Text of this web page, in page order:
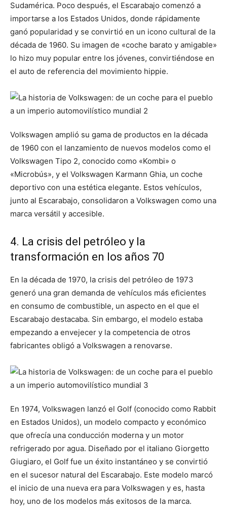
Sudamérica. Poco después, el Escarabajo comenzó a
importarse a los Estados Unidos, donde rápidamente
ganó popularidad y se convirtió en un icono cultural de la
década de 1960. Su imagen de «coche barato y amigable»
lo hizo muy popular entre los jóvenes, convirtiéndose en
el auto de referencia del movimiento hippie.
Volkswagen amplió su gama de productos en la década
de 1960 con el lanzamiento de nuevos modelos como el
Volkswagen Tipo 2, conocido como «Kombi» o
«Microbús», y el Volkswagen Karmann Ghia, un coche
deportivo con una estética elegante. Estos vehículos,
junto al Escarabajo, consolidaron a Volkswagen como una
marca versátil y accesible.
4. La crisis del petróleo y la
transformación en los años 70
En la década de 1970, la crisis del petróleo de 1973
generó una gran demanda de vehículos más eficientes
en consumo de combustible, un aspecto en el que el
Escarabajo destacaba. Sin embargo, el modelo estaba
empezando a envejecer y la competencia de otros
fabricantes obligó a Volkswagen a renovarse.
En 1974, Volkswagen lanzó el Golf (conocido como Rabbit
en Estados Unidos), un modelo compacto y económico
que ofrecía una conducción moderna y un motor
refrigerado por agua. Diseñado por el italiano Giorgetto
Giugiaro, el Golf fue un éxito instantáneo y se convirtió
en el sucesor natural del Escarabajo. Este modelo marcó
el inicio de una nueva era para Volkswagen y es, hasta
hoy, uno de los modelos más exitosos de la marca.